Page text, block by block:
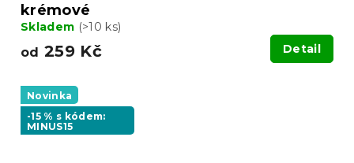
krémové
Skladem (>10 ks)
od 259 Kč Detail
Novinka
-15 % s kódem:
MINUS15